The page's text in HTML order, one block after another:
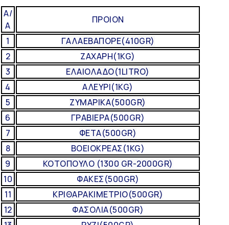
Α/
Α
ΠΡΟΙΟΝ
1
ΓΑΛΑΕΒΑΠΟΡΕ(410GR)
2
ΖΑΧΑΡΗ(1KG)
3
ΕΛΑΙΟΛΑΔΟ(1LITRO)
4
ΑΛΕΥΡΙ(1KG)
5
ΖΥΜΑΡΙΚΑ(500GR)
6
ΓΡΑΒΙΕΡΑ(500GR)
7
ΦΕΤΑ(500GR)
8
ΒΟΕΙΟΚΡΕΑΣ(1KG)
9
ΚΟΤΟΠΟΥΛΟ (1300 GR-2000GR)
10
ΦΑΚΕΣ(500GR)
11
ΚΡΙΘΑΡΑΚΙΜΕΤΡΙΟ(500GR)
12
ΦΑΣΟΛΙΑ(500GR)